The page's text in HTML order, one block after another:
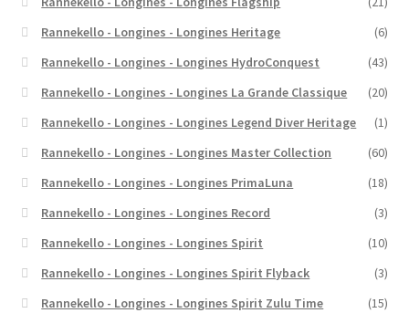
Rannekello - Longines - Longines Heritage
(6)
Rannekello - Longines - Longines HydroConquest
(43)
Rannekello - Longines - Longines La Grande Classique
(20)
Rannekello - Longines - Longines Legend Diver Heritage
(1)
Rannekello - Longines - Longines Master Collection
(60)
Rannekello - Longines - Longines PrimaLuna
(18)
Rannekello - Longines - Longines Record
(3)
Rannekello - Longines - Longines Spirit
(10)
Rannekello - Longines - Longines Spirit Flyback
(3)
Rannekello - Longines - Longines Spirit Zulu Time
(15)